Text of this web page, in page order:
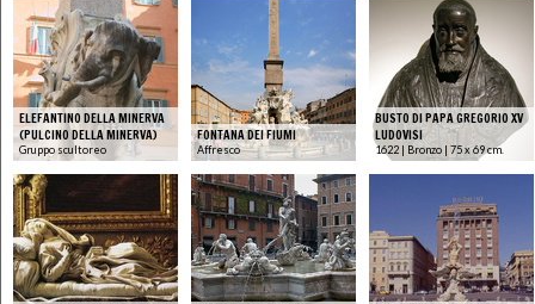
ELEFANTINO DELLA MINERVA
(PULCINO DELLA MINERVA)
Gruppo scultoreo
FONTANA DEI FIUMI
Affresco
BUSTO DI PAPA GREGORIO XV
LUDOVISI
1622 | Bronzo | 75 x 69 cm.